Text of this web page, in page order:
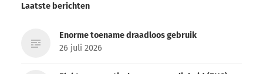
Laatste berichten
Enorme toename draadloos gebruik
26 juli 2026